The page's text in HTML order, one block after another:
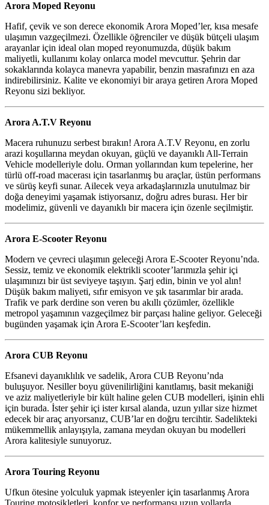
Arora Moped Reyonu
Hafif, çevik ve son derece ekonomik Arora Moped’ler, kısa mesafe
ulaşımın vazgeçilmezi. Özellikle öğrenciler ve düşük bütçeli ulaşım
arayanlar için ideal olan moped reyonumuzda, düşük bakım
maliyetli, kullanımı kolay onlarca model mevcuttur. Şehrin dar
sokaklarında kolayca manevra yapabilir, benzin masrafınızı en aza
indirebilirsiniz. Kalite ve ekonomiyi bir araya getiren Arora Moped
Reyonu sizi bekliyor.
Arora A.T.V Reyonu
Macera ruhunuzu serbest bırakın! Arora A.T.V Reyonu, en zorlu
arazi koşullarına meydan okuyan, güçlü ve dayanıklı All-Terrain
Vehicle modelleriyle dolu. Orman yollarından kum tepelerine, her
türlü off-road macerası için tasarlanmış bu araçlar, üstün performans
ve sürüş keyfi sunar. Ailecek veya arkadaşlarınızla unutulmaz bir
doğa deneyimi yaşamak istiyorsanız, doğru adres burası. Her bir
modelimiz, güvenli ve dayanıklı bir macera için özenle seçilmiştir.
Arora E-Scooter Reyonu
Modern ve çevreci ulaşımın geleceği Arora E-Scooter Reyonu’nda.
Sessiz, temiz ve ekonomik elektrikli scooter’larımızla şehir içi
ulaşımınızı bir üst seviyeye taşıyın. Şarj edin, binin ve yol alın!
Düşük bakım maliyeti, sıfır emisyon ve şık tasarımlar bir arada.
Trafik ve park derdine son veren bu akıllı çözümler, özellikle
metropol yaşamının vazgeçilmez bir parçası haline geliyor. Geleceği
bugünden yaşamak için Arora E-Scooter’ları keşfedin.
Arora CUB Reyonu
Efsanevi dayanıklılık ve sadelik, Arora CUB Reyonu’nda
buluşuyor. Nesiller boyu güvenilirliğini kanıtlamış, basit mekaniği
ve aziz maliyetleriyle bir kült haline gelen CUB modelleri, işinin ehli
için burada. İster şehir içi ister kırsal alanda, uzun yıllar size hizmet
edecek bir araç arıyorsanız, CUB’lar en doğru tercihtir. Sadelikteki
mükemmellik anlayışıyla, zamana meydan okuyan bu modelleri
Arora kalitesiyle sunuyoruz.
Arora Touring Reyonu
Ufkun ötesine yolculuk yapmak isteyenler için tasarlanmış Arora
Touring motosikletleri, konfor ve performansı uzun yollarda